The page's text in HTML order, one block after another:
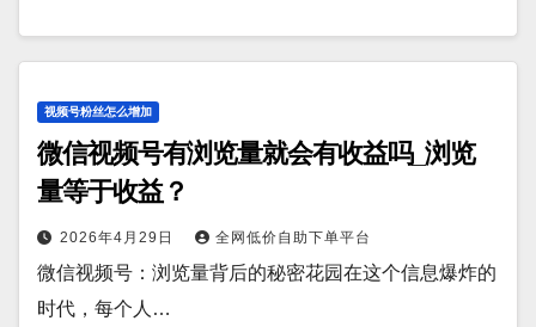
视频号粉丝怎么增加
微信视频号有浏览量就会有收益吗_浏览
量等于收益？
2026年4月29日 全网低价自助下单平台
微信视频号：浏览量背后的秘密花园在这个信息爆炸的
时代，每个人…